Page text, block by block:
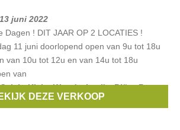
juni 2022
Dagen ! DIT JAAR OP 2 LOCATIES !
11 juni doorlopend open van 9u tot 18u
van 10u tot 12u en van 14u tot 18u
van
Calvin Klein,Woody,Levi's,Björn Borg,
DEZE VERKOOP